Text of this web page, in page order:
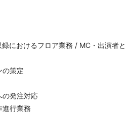
におけるフロア業務 / MC・出演者と
の策定
の発注対応
進行業務